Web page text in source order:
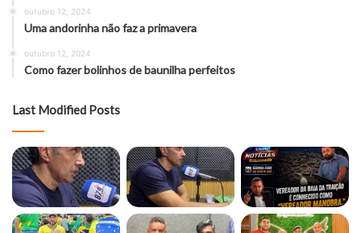
outubro 12, 2024
Uma andorinha não faz a primavera
outubro 12, 2024
Como fazer bolinhos de baunilha perfeitos
Last Modified Posts